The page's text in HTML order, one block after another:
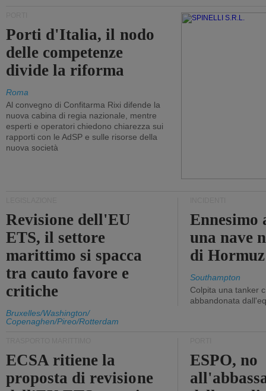
Porti d'Italia, il nodo
delle competenze
divide la riforma
Roma
Al convegno di Confitarma Rixi difende la
nuova cabina di regia nazionale, mentre
esperti e operatori chiedono chiarezza sui
rapporti con le AdSP e sulle risorse della
nuova società
Revisione dell'EU
ETS, il settore
marittimo si spacca
tra cauto favore e
critiche
Bruxelles/Washington/
Copenaghen/Pireo/Rotterdam
Ennesimo
una nave
di Hormuz
Southampton
Colpita una tanker
abbandonata
ECSA ritiene la
proposta di revisione
ESPO, no